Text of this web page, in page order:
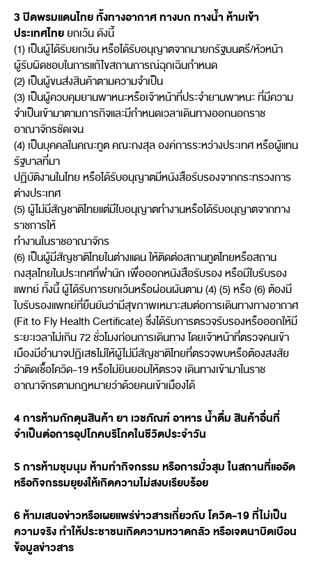
3 ปิดพรมแดนไทย ทั้งทางอากาศ ทางบก ทางน้ำ ห้ามเข้า
ประเทศไทยยกเว้น ดังนี้
(1) เป็นผู้ได้รับยกเว้น หรือได้รับอนุญาตจากนายกรัฐมนตรี/หัวหน้า
ผู้รับผิดชอบในการแก้ไขสถานการณ์ฉุกเฉินกำหนด
(2) เป็นผู้ขนส่งสินค้าตามความจำเป็น
(3) เป็นผู้ควบคุมยานพาหนะหรือเจ้าหน้าที่ประจำยานพาหนะ ที่มีความ
จำเป็นเข้ามาตามภารกิจและมีกำหนดเวลาเดินทางออกนอกราช
อาณาจักรชัดเจน
(4) เป็นบุคคลในคณะทูต คณะกงสุล องค์การระหว่างประเทศ หรือผู้แทน
รัฐบาลที่มา
ปฏิบัติงานในไทย หรือได้รับอนุญาตมีหนังสือรับรองจากกระทรวงการ
ต่างประเทศ
(5) ผู้ไม่มีสัญชาติไทยแต่มีใบอนุญาตทำงานหรือได้รับอนุญาตจากทาง
ราชการให้
ทำงานในราชอาณาจักร
(6) เป็นผู้มีสัญชาติไทยในต่างแดน ให้ติดต่อสถานทูตไทยหรือสถาน
กงสุลไทยในประเทศที่พำนัก เพื่อออกหนังสือรับรอง หรือมีใบรับรอง
แพทย์ ทั้งนี้ ผู้ได้รับการยกเว้นหรือผ่อนผันตาม (4) (5) หรือ (6) ต้องมี
ใบรับรองแพทย์ที่ยืนยันว่ามีสุขภาพเหมาะสมต่อการเดินทางทางอากาศ
(Fit to Fly Health Certificate) ซึ่งได้รับการตรวจรับรองหรือออกให้มี
ระยะเวลาไม่เกิน 72 ชั่วโมงก่อนการเดินทาง โดยเจ้าหน้าที่ตรวจคนเข้า
เมืองมีอำนาจปฏิเสธไม่ให้ผู้ไม่มีสัญชาติไทยที่ตรวจพบหรือต้องสงสัย
ว่าติดเชื้อโควิด-19 หรือไม่ยินยอมให้ตรวจ เดินทางเข้ามาในราช
อาณาจักรตามกฎหมายว่าด้วยคนเข้าเมืองได้
4 การห้ามกักตุนสินค้า ยา เวชภัณฑ์ อาหาร น้ำดื่ม สินค้าอื่นที่
จำเป็นต่อการอุปโภคบริโภคในชีวิตประจำวัน
5 การห้ามชุมนุม ห้ามทำกิจกรรม หรือการมั่วสุม ในสถานที่แออัด
หรือกิจกรรมยุยงให้เกิดความไม่สงบเรียบร้อย
6 ห้ามเสนอข่าวหรือเผยแพร่ข่าวสารเกี่ยวกับ โควิด-19 ที่ไม่เป็น
ความจริง ทำให้ประชาชนเกิดความหวาดกลัว หรือเจตนาบิดเบือน
ข้อมูลข่าวสาร